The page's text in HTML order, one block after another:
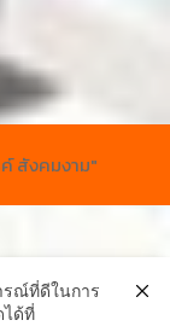
สังคมงาม"
รณ์ที่ดีในการ
ได้ที่